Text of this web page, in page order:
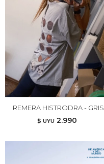
REMERA HISTRODRA - GRIS
$ UYU 2.990